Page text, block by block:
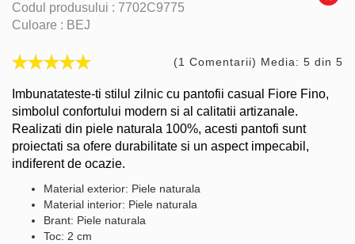
Codul produsului : 7702C9775
Culoare : BEJ
(1 Comentarii) Media: 5 din 5
Imbunatateste-ti stilul zilnic cu pantofii casual Fiore Fino,
simbolul confortului modern si al calitatii artizanale.
Realizati din piele naturala 100%, acesti pantofi sunt
proiectati sa ofere durabilitate si un aspect impecabil,
indiferent de ocazie.
Material exterior: Piele naturala
Material interior: Piele naturala
Brant: Piele naturala
Toc: 2 cm